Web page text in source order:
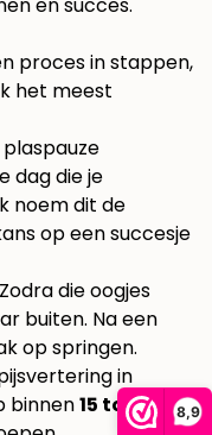
8,9
proces in stappen,
het meest
dag die je
noem dit de
op een succesje
Zodra die oogjes
buiten. Na een
op springen.
in
binnen15 tot 30